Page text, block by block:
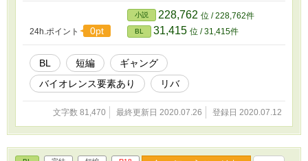
24h.ポイント 0pt
小説 228,762 位 / 228,762件
BL 31,415 位 / 31,415件
BL 短編
ギャング
バイオレンス要素あり
リバ
文字数 81,470 最終更新日 2020.07.26 登録日 2020.07.12